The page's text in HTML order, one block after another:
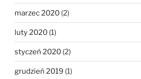
marzec 2020 (2)
luty 2020 (1)
styczeń 2020 (2)
grudzień 2019 (1)